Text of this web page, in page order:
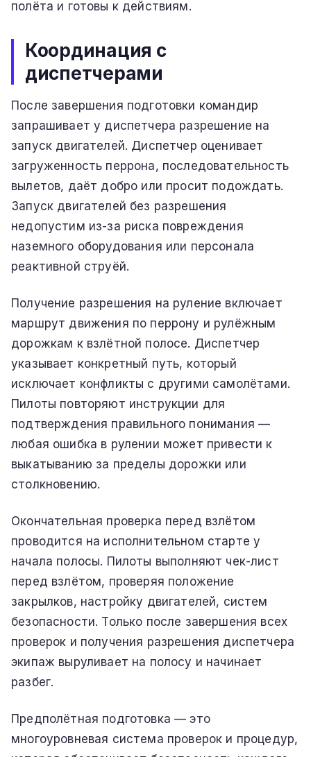
полёта и готовы к действиям.
Координация с
диспетчерами
После завершения подготовки командир
запрашивает у диспетчера разрешение на
запуск двигателей. Диспетчер оценивает
загруженность перрона, последовательность
вылетов, даёт добро или просит подождать.
Запуск двигателей без разрешения
недопустим из-за риска повреждения
наземного оборудования или персонала
реактивной струёй.
Получение разрешения на руление включает
маршрут движения по перрону и рулёжным
дорожкам к взлётной полосе. Диспетчер
указывает конкретный путь, который
исключает конфликты с другими самолётами.
Пилоты повторяют инструкции для
подтверждения правильного понимания —
любая ошибка в рулении может привести к
выкатыванию за пределы дорожки или
столкновению.
Окончательная проверка перед взлётом
проводится на исполнительном старте у
начала полосы. Пилоты выполняют чек-лист
перед взлётом, проверяя положение
закрылков, настройку двигателей, систем
безопасности. Только после завершения всех
проверок и получения разрешения диспетчера
экипаж выруливает на полосу и начинает
разбег.
Предполётная подготовка — это
многоуровневая система проверок и процедур,